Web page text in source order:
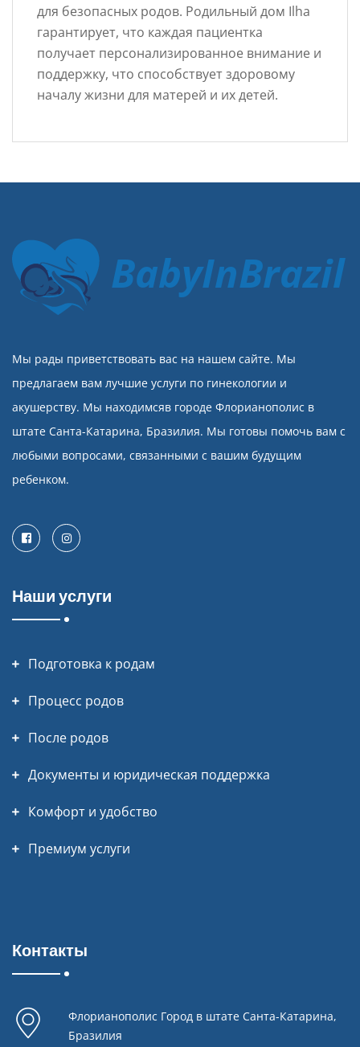
для безопасных родов. Родильный дом Ilha
гарантирует, что каждая пациентка
получает персонализированное внимание и
поддержку, что способствует здоровому
началу жизни для матерей и их детей.
BabyInBrazil
Мы рады приветствовать вас на нашем сайте. Мы
предлагаем вам лучшие услуги по гинекологии и
акушерству. Мы находимсяв городе Флорианополис в
штате Санта-Катарина, Бразилия. Мы готовы помочь вам с
любыми вопросами, связанными с вашим будущим
ребенком.
FacebookInstagram
Наши услуги
Подготовка к родам
Процесс родов
После родов
Документы и юридическая поддержка
Комфорт и удобство
Премиум услуги
Контакты
Флорианополис Город в штате Санта-Катарина,
Бразилия